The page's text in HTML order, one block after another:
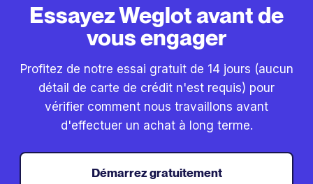
Essayez Weglot avant de
vous engager
Profitez de notre essai gratuit de 14 jours (aucun
détail de carte de crédit n'est requis) pour
vérifier comment nous travaillons avant
d'effectuer un achat à long terme.
Démarrez gratuitement